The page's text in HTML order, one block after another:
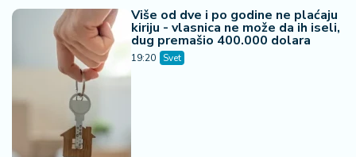
Više od dve i po godine ne plaćaju
kiriju - vlasnica ne može da ih iseli,
dug premašio 400.000 dolara
19:20 Svet